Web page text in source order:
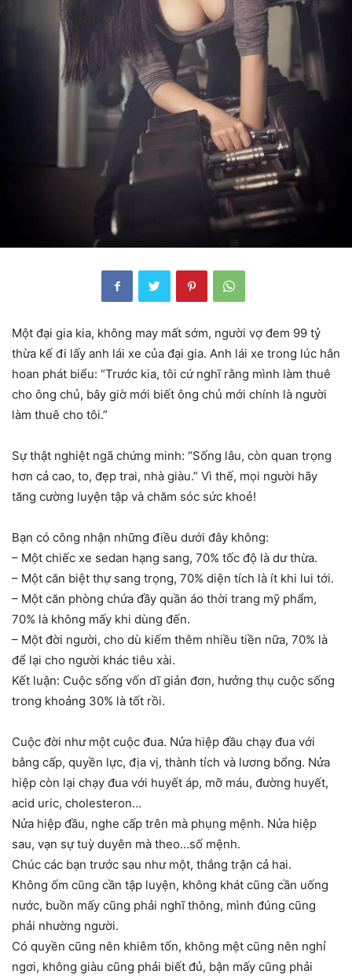
Một đại gia kia, không may mất sớm, người vợ đem 99 tỷ
thừa kế đi lấy anh lái xe của đại gia. Anh lái xe trong lúc hân
hoan phát biểu: “Trước kia, tôi cứ nghĩ rằng mình làm thuê
cho ông chủ, bây giờ mới biết ông chủ mới chính là người
làm thuê cho tôi.”
Sự thật nghiệt ngã chứng minh: “Sống lâu, còn quan trọng
hơn cả cao, to, đẹp trai, nhà giàu.” Vì thế, mọi người hãy
tăng cường luyện tập và chăm sóc sức khoẻ!
Bạn có công nhận những điều dưới đây không:
– Một chiếc xe sedan hạng sang, 70% tốc độ là dư thừa.
– Một căn biệt thự sang trọng, 70% diện tích là ít khi lui tới.
– Một căn phòng chứa đầy quần áo thời trang mỹ phẩm,
70% là không mấy khi dùng đến.
– Một đời người, cho dù kiếm thêm nhiều tiền nữa, 70% là
để lại cho người khác tiêu xài.
Kết luận: Cuộc sống vốn dĩ giản đơn, hưởng thụ cuộc sống
trong khoảng 30% là tốt rồi.
Cuộc đời như một cuộc đua. Nửa hiệp đầu chạy đua với
bằng cấp, quyền lực, địa vị, thành tích và lương bổng. Nửa
hiệp còn lại chạy đua với huyết áp, mỡ máu, đường huyết,
acid uric, cholesteron…
Nửa hiệp đầu, nghe cấp trên mà phụng mệnh. Nửa hiệp
sau, vạn sự tuỳ duyên mà theo…số mệnh.
Chúc các bạn trước sau như một, thắng trận cả hai.
Không ốm cũng cần tập luyện, không khát cũng cần uống
nước, buồn mấy cũng phải nghĩ thông, mình đúng cũng
phải nhường người.
Có quyền cũng nên khiêm tốn, không mệt cũng nên nghỉ
ngơi, không giàu cũng phải biết đủ, bận mấy cũng phải